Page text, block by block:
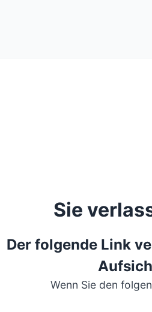
Sie
Der folgende Link
Wenn Sie den